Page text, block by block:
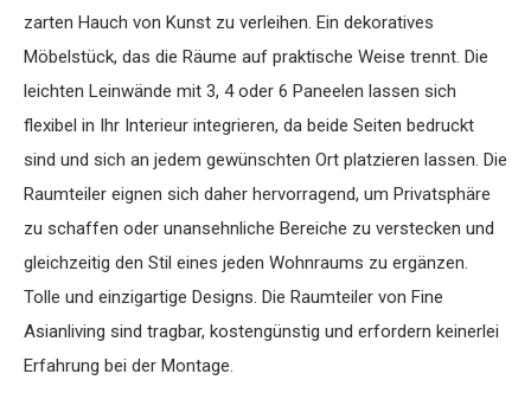
zarten Hauch von Kunst zu verleihen. Ein dekoratives
Möbelstück, das die Räume auf praktische Weise trennt. Die
leichten Leinwände mit 3, 4 oder 6 Paneelen lassen sich
flexibel in Ihr Interieur integrieren, da beide Seiten bedruckt
sind und sich an jedem gewünschten Ort platzieren lassen. Die
Raumteiler eignen sich daher hervorragend, um Privatsphäre
zu schaffen oder unansehnliche Bereiche zu verstecken und
gleichzeitig den Stil eines jeden Wohnraums zu ergänzen.
Tolle und einzigartige Designs. Die Raumteiler von Fine
Asianliving sind tragbar, kostengünstig und erfordern keinerlei
Erfahrung bei der Montage.